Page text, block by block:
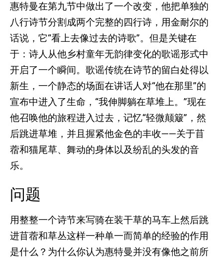
惠特曼在第九节中做出了一个改变，他把单独的
八行诗节分割成两个完整的四行诗，用金耐尔的
话说，它“看上去像过去的诗歌”。但是关键在
于：诗人从他乡村童年无韵律变化的歌谣形式中
开启了一个瞬间。歌谣传统在诗节的留白处得以
新生，一个静态的场面在讲话人对“他在那里”的
宣布中进入了生命，“我伸脚躺在草堆上。”现在
他召唤他的旅程进入过去，记忆“轻微颠簸”，然
后跳进草堆，并且握紧他金色的丰收——关于苜
蓿和猫尾草、舞动的身体以及纷乱的头发的音
乐。
问题
用整整一个诗节来写骑在装干草的马车上然后跳
进苜蓿和草丛这样一种单一而简单的经验的作用
是什么？为什么你认为惠特曼并没有像他之前所